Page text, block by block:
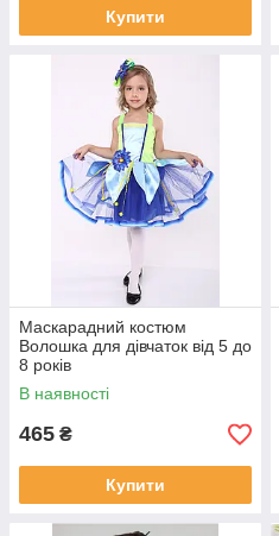
Купити
Маскарадний костюм
Волошка для дівчаток від 5 до
8 років
В наявності
465 ₴
Купити